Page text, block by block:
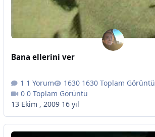
Bana ellerini ver
1 Yorum
1630 Toplam Görüntü
0 Toplam Görüntü
13 Ekim , 2009 16 yıl